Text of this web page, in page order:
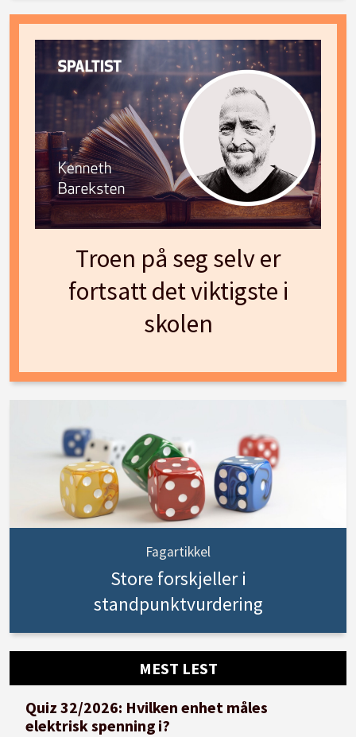
Troen på seg selv er
fortsatt det viktigste i
skolen
Fagartikkel
Store forskjeller i
standpunktvurdering
MEST LEST
Quiz 32/2026: Hvilken enhet måles
elektrisk spenning i?